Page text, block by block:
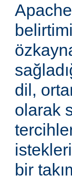
dil,
olarak
bir